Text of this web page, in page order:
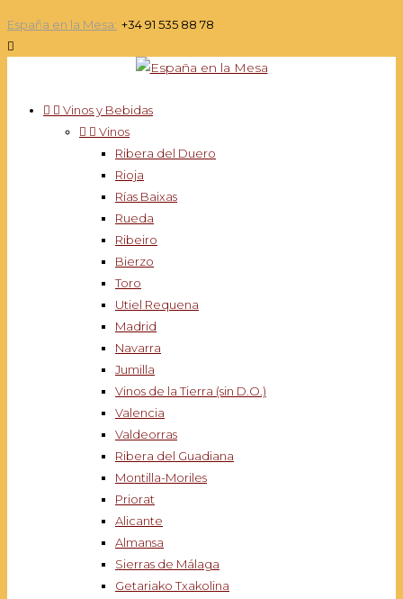
España en la Mesa: +34 91 535 88 78

  Vinos y Bebidas
  Vinos
Ribera del Duero
Rioja
Rías Baixas
Rueda
Ribeiro
Bierzo
Toro
Utiel Requena
Madrid
Navarra
Jumilla
Vinos de la Tierra (sin D.O.)
Valencia
Valdeorras
Ribera del Guadiana
Montilla-Moriles
Priorat
Alicante
Almansa
Sierras de Málaga
Getariako Txakolina